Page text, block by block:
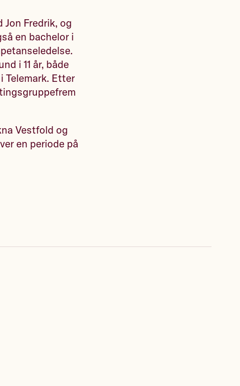
Jon Fredrik, og
en bachelor i
i 11 år, både
Telemark. Etter
Vestfold og
en periode på